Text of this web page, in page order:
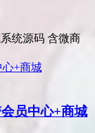
统源码 含微商
员中心+商城